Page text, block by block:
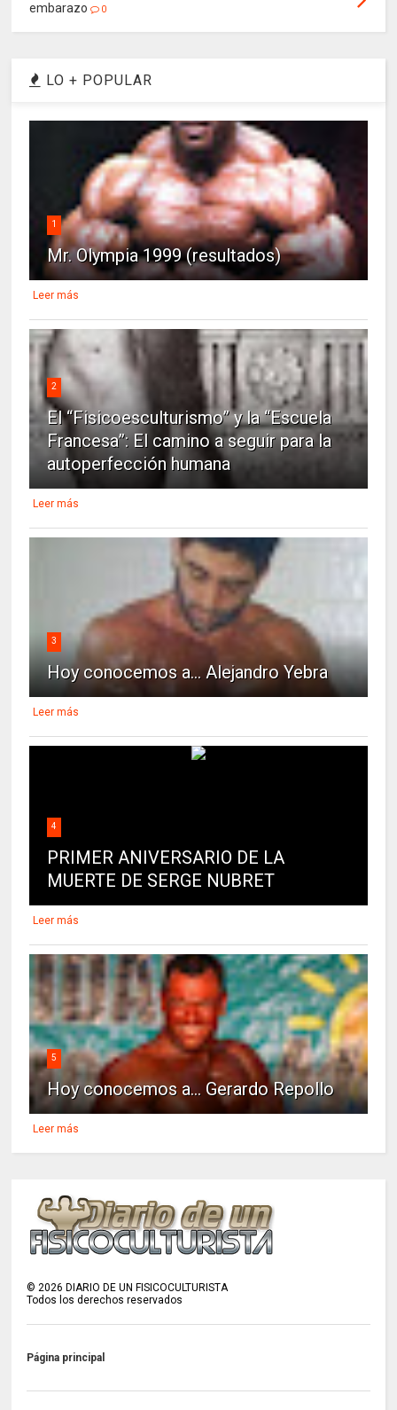
embarazo
0
LO + POPULAR
1
Mr. Olympia 1999 (resultados)
Leer más
2
El “Fisicoesculturismo” y la “Escuela
Francesa”: El camino a seguir para la
autoperfección humana
Leer más
3
Hoy conocemos a... Alejandro Yebra
Leer más
4
PRIMER ANIVERSARIO DE LA
MUERTE DE SERGE NUBRET
Leer más
5
Hoy conocemos a... Gerardo Repollo
Leer más
©2026 DIARIO DE UN FISICOCULTURISTA
Todos los derechos reservados
Página principal